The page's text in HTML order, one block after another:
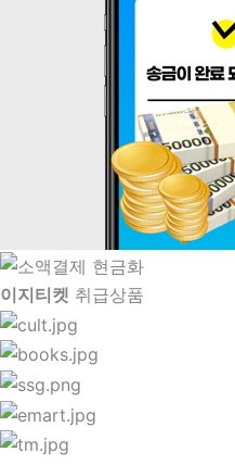
이지티켓 취급상품